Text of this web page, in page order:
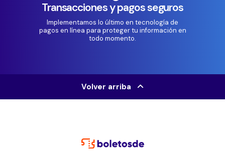
Transacciones y pagos seguros
Implementamos lo último en tecnología de
pagos en línea para proteger tu información en
todo momento.
Volver arriba